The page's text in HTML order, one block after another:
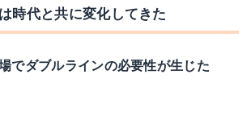
時代と共に変化してきた
でダブルラインの必要性が生じた